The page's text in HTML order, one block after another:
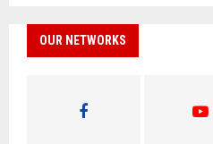
OUR NETWORKS